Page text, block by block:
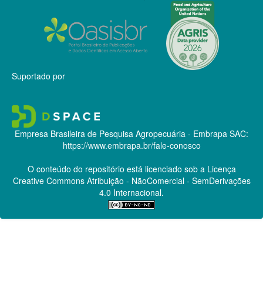
Suportado por
Empresa Brasileira de Pesquisa Agropecuária - Embrapa SAC:
https://www.embrapa.br/fale-conosco
O conteúdo do repositório está licenciado sob a Licença
Creative CommonsAtribuição - NãoComercial - SemDerivações
4.0 Internacional.